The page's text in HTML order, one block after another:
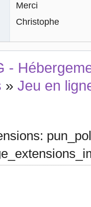
Merci
Christophe
-
»Jeu en